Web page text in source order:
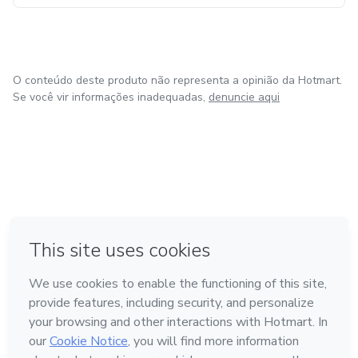
O conteúdo deste produto não representa a opinião da Hotmart.
Se você vir informações inadequadas, denuncie aqui
Feito com ❤ em Bogotá
Conheça a Hotmart